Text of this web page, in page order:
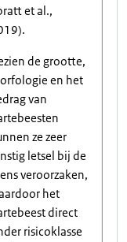
et al.,
de grootte,
en het
van
ze zeer
letsel bij de
veroorzaken,
het
direct
risicoklasse